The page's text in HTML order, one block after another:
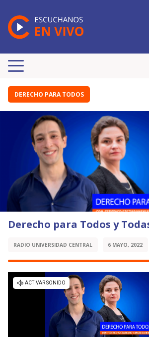
DERECHO PARA TODOS
Derecho para Todos y
RADIO UNIVERSIDAD CENTRAL 6 MAYO, 2022